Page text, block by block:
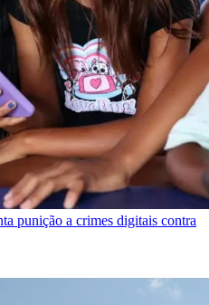
punição a crimes digitais contra